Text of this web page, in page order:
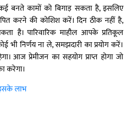
कामों को बिगाड़ सकता है, इसलिए
करने की कोशिश करें। दिन ठीक नहीं है,
है। पारिवारिक माहौल आपके प्रतिकूल
भी निर्णय ना ले, समझदारी का प्रयोग करें।
आज प्रेमीजन का सहयोग प्राप्त होगा जो
करेगा।
लाभ